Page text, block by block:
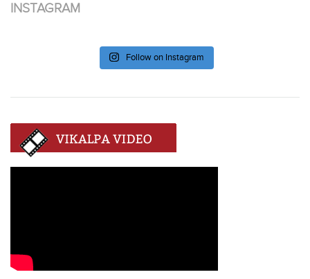
INSTAGRAM
Follow on Instagram